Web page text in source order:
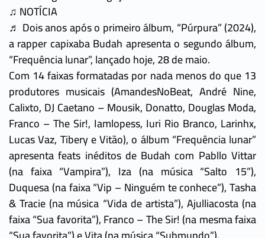
♫ NOTÍCIA
♬ Dois anos após o primeiro álbum, “Púrpura” (2024),
a rapper capixaba Budah apresenta o segundo álbum,
“Frequência lunar”, lançado hoje, 28 de maio.
Com 14 faixas formatadas por nada menos do que 13
produtores musicais (AmandesNoBeat, André Nine,
Calixto, DJ Caetano – Mousik, Donatto, Douglas Moda,
Franco – The Sir!, Iamlopess, Iuri Rio Branco, Larinhx,
Lucas Vaz, Tibery e Vitão), o álbum “Frequência lunar”
apresenta feats inéditos de Budah com Pabllo Vittar
(na faixa “Vampira”), Iza (na música “Salto 15”),
Duquesa (na faixa “Vip – Ninguém te conhece”), Tasha
& Tracie (na música “Vida de artista”), Ajulliacosta (na
faixa “Sua favorita”), Franco – The Sir! (na mesma faixa